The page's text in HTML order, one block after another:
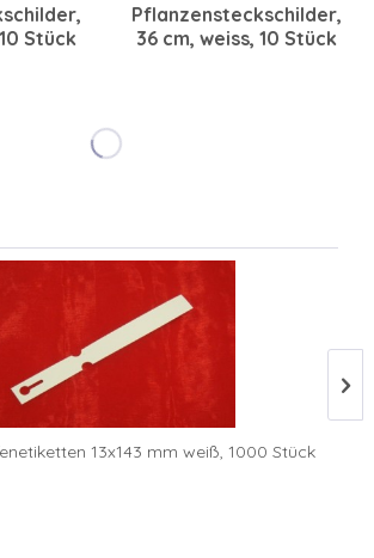
Stück
Pflanzensteckschilder,
36 cm, weiss, 10 Stück
13x143 mm weiß, 1000 Stück